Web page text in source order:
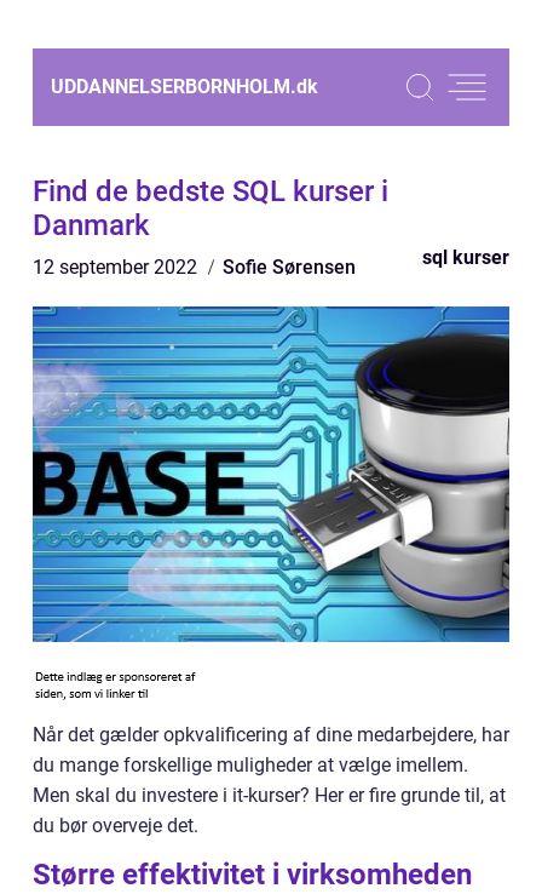
UDDANNELSERBORNHOLM.dk
Find de bedste SQL kurser i
Danmark
12 september 2022 Sofie Sørensen sql kurser
Når det gælder opkvalificering af dine medarbejdere, har
du mange forskellige muligheder at vælge imellem.
Men skal du investere i it-kurser? Her er fire grunde til, at
du bør overveje det.
Større effektivitet i virksomheden